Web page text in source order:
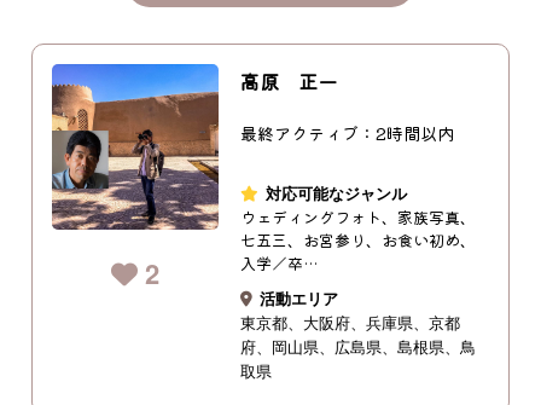
2
高原 正一
最終アクティブ：2時間以内
対応可能なジャンル
ウェディングフォト、家族写真、
七五三、お宮参り、お食い初め、
入学／卒…
活動エリア
東京都
大阪府 兵庫県
京都
府
岡山県 広島県 島根県
鳥
取県